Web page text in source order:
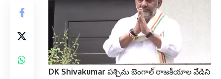
DK Shivakumar పశ్చిమ బెంగాల్ రాజకీయాల వేడిని